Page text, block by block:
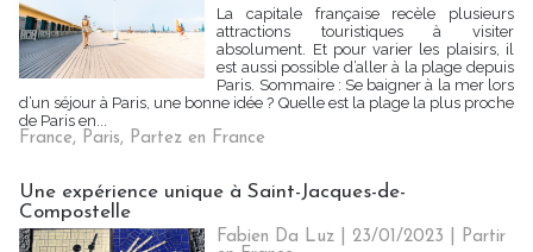
La capitale française recèle plusieurs
attractions touristiques à visiter
absolument. Et pour varier les plaisirs, il
est aussi possible d’aller à la plage depuis
Paris. Sommaire : Se baigner à la mer lors
d’un séjour à Paris, une bonne idée ? Quelle est la plage la plus proche
de Paris en...
France, Paris, Partez en France
Une expérience unique à Saint-Jacques-de-
Compostelle
Fabien Da Luz | 23/01/2023
Partir